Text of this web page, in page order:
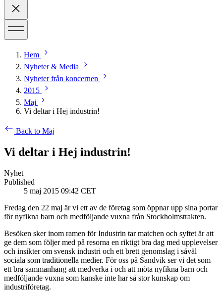
Hem
Nyheter & Media
Nyheter från koncernen
2015
Maj
Vi deltar i Hej industrin!
Back to Maj
Vi deltar i Hej industrin!
Nyhet
Published
5 maj 2015 09:42 CET
Fredag den 22 maj är vi ett av de företag som öppnar upp sina portar
för nyfikna barn och medföljande vuxna från Stockholmstrakten.
Besöken sker inom ramen för Industrin tar matchen och syftet är att
ge dem som följer med på resorna en riktigt bra dag med upplevelser
och insikter om svensk industri och ett brett genomslag i såväl
sociala som traditionella medier. För oss på Sandvik ser vi det som
ett bra sammanhang att medverka i och att möta nyfikna barn och
medföljande vuxna som kanske inte har så stor kunskap om
industriföretag.